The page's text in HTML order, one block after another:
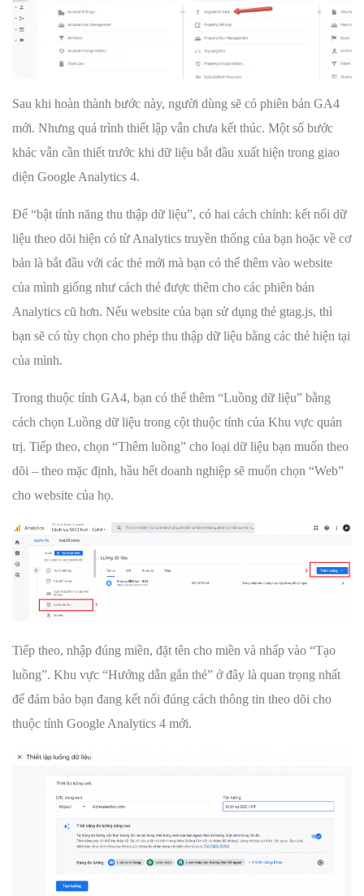
Sau khi hoàn thành bước này, người dùng sẽ có phiên bản GA4
mới. Nhưng quá trình thiết lập vẫn chưa kết thúc. Một số bước
khác vẫn cần thiết trước khi dữ liệu bắt đầu xuất hiện trong giao
diện Google Analytics 4.
Để “bật tính năng thu thập dữ liệu”, có hai cách chính: kết nối dữ
liệu theo dõi hiện có từ Analytics truyền thống của bạn hoặc về cơ
bản là bắt đầu với các thẻ mới mà bạn có thể thêm vào website
của mình giống như cách thẻ được thêm cho các phiên bản
Analytics cũ hơn. Nếu website của bạn sử dụng thẻ gtag.js, thì
bạn sẽ có tùy chọn cho phép thu thập dữ liệu bằng các thẻ hiện tại
của mình.
Trong thuộc tính GA4, bạn có thể thêm “Luồng dữ liệu” bằng
cách chọn Luồng dữ liệu trong cột thuộc tính của Khu vực quản
trị. Tiếp theo, chọn “Thêm luồng” cho loại dữ liệu bạn muốn theo
dõi – theo mặc định, hầu hết doanh nghiệp sẽ muốn chọn “Web”
cho website của họ.
Tiếp theo, nhập đúng miền, đặt tên cho miền và nhấp vào “Tạo
luồng”. Khu vực “Hướng dẫn gắn thẻ” ở đây là quan trọng nhất
để đảm bảo bạn đang kết nối đúng cách thông tin theo dõi cho
thuộc tính Google Analytics 4 mới.